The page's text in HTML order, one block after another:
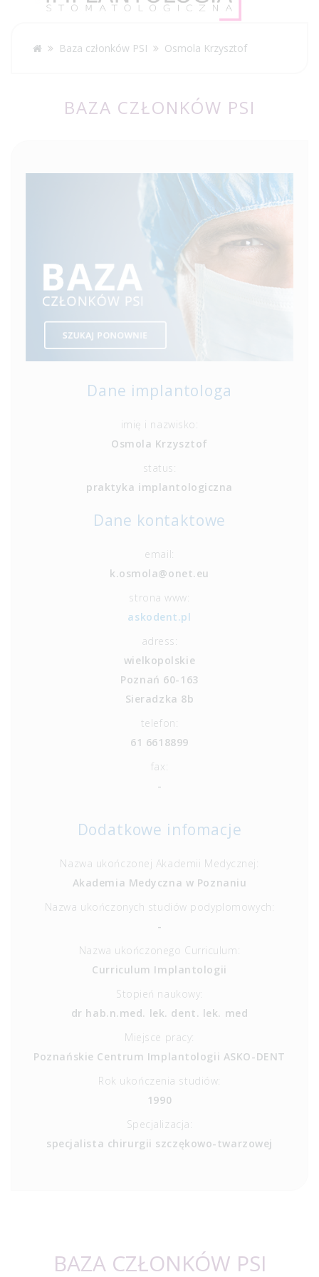
Baza członków PSI Osmola Krzysztof
BAZA CZŁONKÓW PSI
Dane implantologa
imię i nazwisko:
Osmola Krzysztof
status:
praktyka implantologiczna
Dane kontaktowe
email:
k.osmola@onet.eu
strona www:
askodent.pl
adress:
wielkopolskie
Poznań 60-163
Sieradzka 8b
telefon:
61 6618899
fax:
-
Dodatkowe infomacje
Nazwa ukończonej Akademii Medycznej:
Akademia Medyczna w Poznaniu
Nazwa ukończonych studiów podyplomowych:
-
Nazwa ukończonego Curriculum:
Curriculum Implantologii
Stopień naukowy:
dr hab.n.med. lek. dent. lek. med
Miejsce pracy:
Poznańskie Centrum Implantologii ASKO-DENT
Rok ukończenia studiów:
1990
Specjalizacja:
specjalista chirurgii szczękowo-twarzowej
BAZA CZŁONKÓW PSI